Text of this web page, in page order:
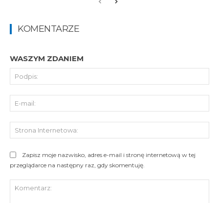
KOMENTARZE
WASZYM ZDANIEM
Zapisz moje nazwisko, adres e-mail i stronę internetową w tej
przeglądarce na następny raz, gdy skomentuję.